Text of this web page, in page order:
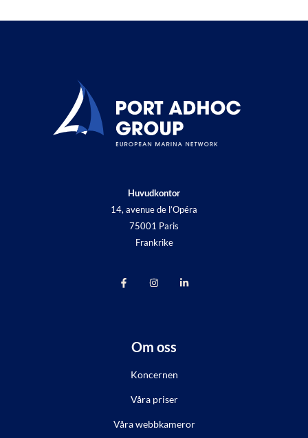
Huvudkontor
14, avenue de l’Opéra
75001 Paris
Frankrike
Om oss
Koncernen
Våra priser
Våra webbkameror